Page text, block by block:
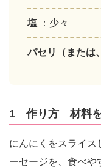
塩 ：少々
パセリ（または
1 作り方 材料を
にんにくをスライス
ーセージを、食べや